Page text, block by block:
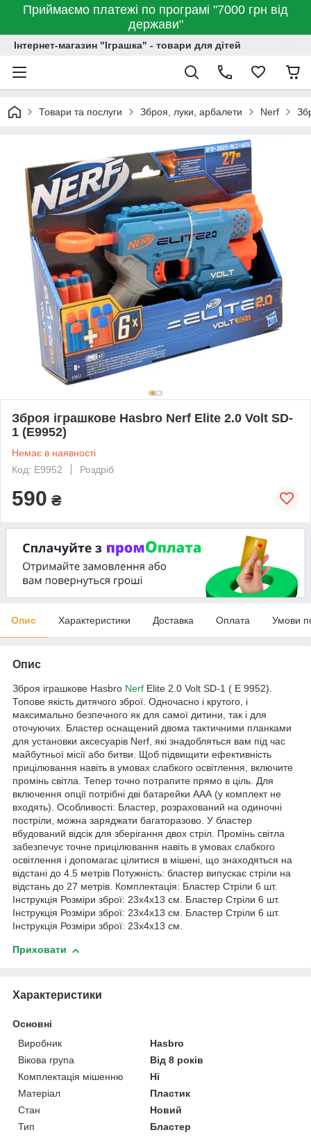
Приймаємо платежі по програмі "7000 грн від
держави"
Інтернет-магазин "Іграшка" - товари для дітей
Товари та послуги Зброя, луки, арбалети Nerf
Зброя іграшкове Hasbro Nerf Elite 2.0 Volt SD-
1 (E9952)
Немає в наявності
Код: E9952
Роздріб
590 ₴
Опис Характеристики Доставка Оплата Умови
Опис
Зброя іграшкове Hasbro Nerf Elite 2.0 Volt SD-1 ( E 9952).
Топове якість дитячого зброї. Одночасно і крутого, і
максимально безпечного як для самої дитини, так і для
оточуючих. Бластер оснащений двома тактичними планками
для установки аксесуарів Nerf, які знадобляться вам під час
майбутньої місії або битви. Щоб підвищити ефективність
прицілювання навіть в умовах слабкого освітлення, включите
промінь світла. Тепер точно потрапите прямо в ціль. Для
включення опції потрібні дві батарейки ААА (у комплект не
входять). Особливості: Бластер, розрахований на одиночні
постріли, можна заряджати багаторазово. У бластер
вбудований відсік для зберігання двох стріл. Промінь світла
забезпечує точне прицілювання навіть в умовах слабкого
освітлення і допомагає цілитися в мішені, що знаходяться на
відстані до 4.5 метрів Потужність: бластер випускає стріли на
відстань до 27 метрів. Комплектація: Бластер Стріли 6 шт.
Інструкція Розміри зброї: 23х4х13 см. Бластер Стріли 6 шт.
Інструкція Розміри зброї: 23х4х13 см. Бластер Стріли 6 шт.
Інструкція Розміри зброї: 23х4х13 см.
Приховати
Характеристики
Основні
Виробник
Hasbro
Вікова група
Від 8 років
Комплектація мішенню
Ні
Матеріал
Пластик
Стан
Новий
Тип
Бластер